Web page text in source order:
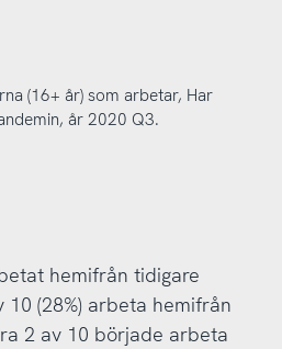
(16+ år) som arbetar, Har
år 2020 Q3.
hemifrån tidigare
(28%) arbeta hemifrån
2 av 10 började arbeta